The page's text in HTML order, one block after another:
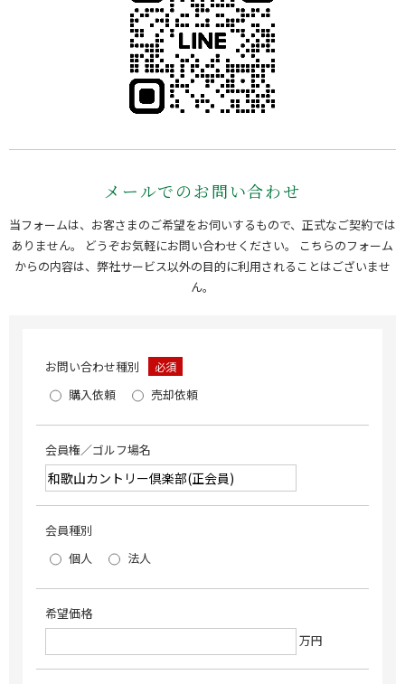
メールでのお問い合わせ
当フォームは、お客さまのご希望をお伺いするもので、正式なご契約では
ありません。 どうぞお気軽にお問い合わせください。
こちらのフォーム
からの内容は、弊社サービス以外の目的に利用されることはございませ
ん。
お問い合わせ種別 必須
購入依頼 売却依頼
会員権／ゴルフ場名
会員種別
個人
法人
希望価格
万円